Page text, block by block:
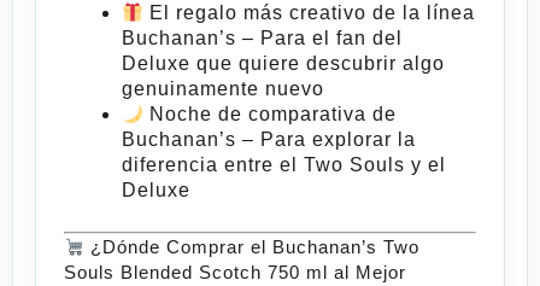
El regalo más creativo de la línea
Buchanan’s – Para el fan del
Deluxe que quiere descubrir algo
genuinamente nuevo
Noche de comparativa de
Buchanan’s – Para explorar la
diferencia entre el Two Souls y el
Deluxe
¿Dónde Comprar el Buchanan’s Two
Souls Blended Scotch 750 ml al Mejor